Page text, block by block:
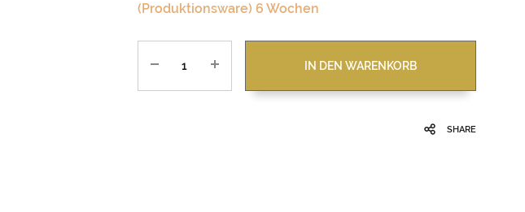
(Produktionsware) 6 Wochen
IN DEN WARENKORB
SHARE